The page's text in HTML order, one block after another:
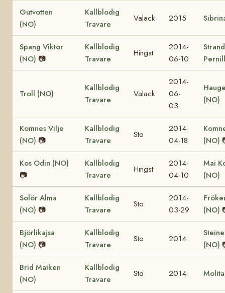
Gutvotten
(NO)
Kallblodig
Travare
Valack 2015
Spang Viktor
(NO) 📷
Kallblodig
Travare
Hingst
2014-
06-10
Troll (NO)
Kallblodig
Travare
Valack
2014-
06-
03
(NO)
Komnes Vilje
(NO) 📷
Kallblodig
Travare
Sto
2014-
04-18
(NO)
Kos Odin (NO)
📷
Kallblodig
Travare
Hingst
2014-
04-10
Mai
(NO)
Solör Alma
(NO) 📷
Kallblodig
Travare
Sto
2014-
03-29
(NO)
Björlikajsa
(NO) 📷
Kallblodig
Travare
Sto 2014
(NO)
Brid Maiken
(NO)
Kallblodig
Travare
Sto 2014